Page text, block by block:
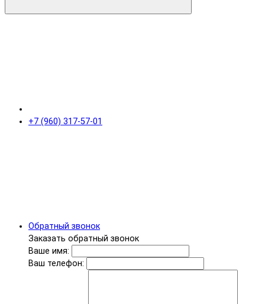
+7 (960) 317-57-01
Обратный звонок
Заказать обратный звонок
Ваше имя:
Ваш телефон: